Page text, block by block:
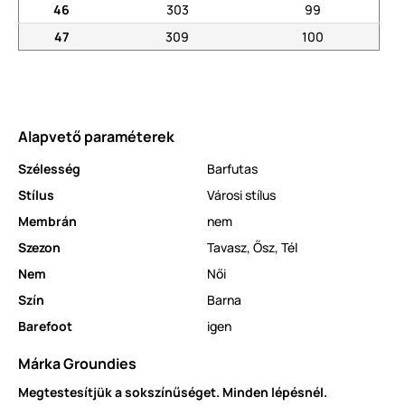
46
303
99
47
309 100
Alapvető paraméterek
Szélesség
Barfutas
Stílus
Városi stílus
Membrán
nem
Szezon
Tavasz, Ősz, Tél
Nem
Női
Szín
Barna
Barefoot
igen
Márka Groundies
Megtestesítjük a sokszínűséget. Minden lépésnél.